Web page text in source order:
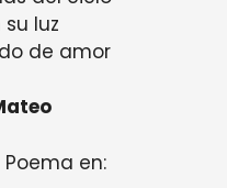
luz
de amor
en: